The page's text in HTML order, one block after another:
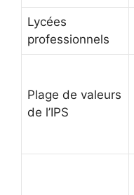
Lycées
professionnels
Plage de valeurs
de l’IPS